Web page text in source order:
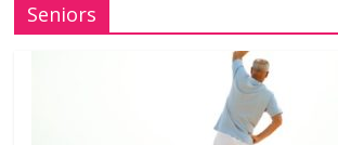
Seniors